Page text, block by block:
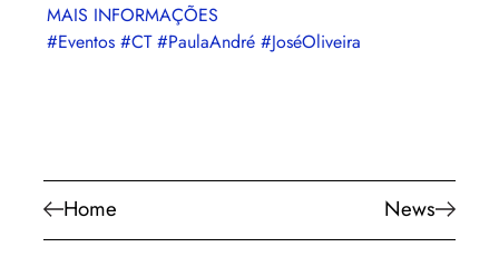
Home News
MAIS INFORMAÇÕES
#Eventos #CT #PaulaAndré #JoséOliveira